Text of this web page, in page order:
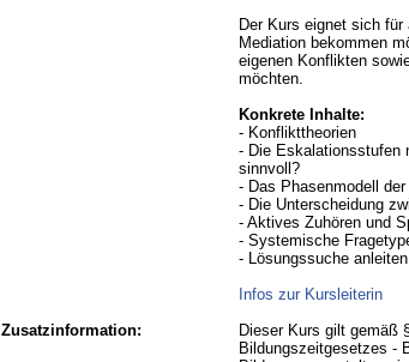
Der Kurs eignet sich
Mediation bekommen
eigenen Konflikten
möchten.
Konkrete Inhalte:
- Konflikttheorien
- Die Eskalationsstufen
sinnvoll?
- Das Phasenmodell
- Die Unterscheidung
- Aktives Zuhören und
- Systemische
- Lösungssuche anleiten
Infos zur Kursleiterin
Zusatzinformation:
Dieser Kurs gilt gemäß
Bildungszeitgesetzes -